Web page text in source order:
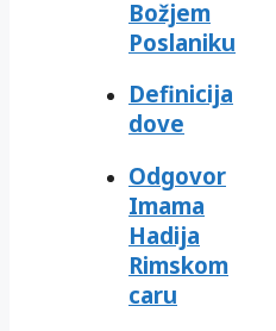
Božjem
Poslaniku
Definicija
dove
Odgovor
Imama
Hadija
Rimskom
caru